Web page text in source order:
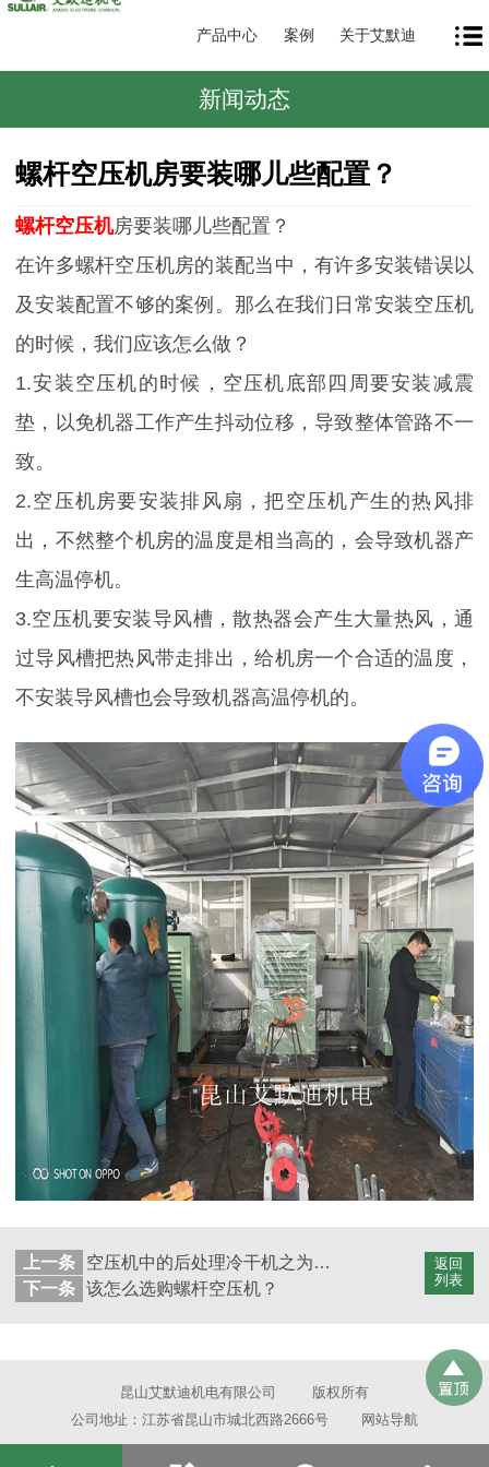
产品中心 案例 关于艾默迪
新闻动态
螺杆空压机房要装哪儿些配置？
螺杆空压机房要装哪儿些配置？
在许多螺杆空压机房的装配当中，有许多安装错误以
及安装配置不够的案例。那么在我们日常安装空压机
的时候，我们应该怎么做？
1.安装空压机的时候，空压机底部四周要安装减震
垫，以免机器工作产生抖动位移，导致整体管路不一
致。
2.空压机房要安装排风扇，把空压机产生的热风排
出，不然整个机房的温度是相当高的，会导致机器产
生高温停机。
3.空压机要安装导风槽，散热器会产生大量热风，通
过导风槽把热风带走排出，给机房一个合适的温度，
不安装导风槽也会导致机器高温停机的。
返回
列表
上一条
空压机中的后处理冷干机之为什么要装旁通？
下一条 该怎么选购螺杆空压机？
昆山艾默迪机电有限公司
版权所有
公司地址：江苏省昆山市城北西路2666号
网站导航